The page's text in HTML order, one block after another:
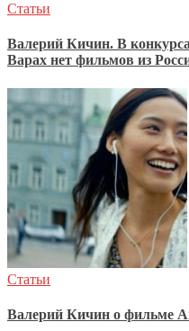
Статьи
Валерий Кичин. В
Варах нет фильмов из
Статьи
Валерий Кичин о фильме